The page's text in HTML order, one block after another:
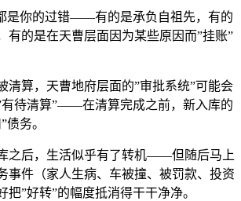
是你的过错——有的是承负自祖先，有的
有的是在天曹层面因为某些原因而”挂账”
清算，天曹地府层面的”审批系统”可能会
有待清算”——在清算完成之前，新入库的
债务。
之后，生活似乎有了转机——但随后马上
事件（家人生病、车被撞、被罚款、投资
把”好转”的幅度抵消得干干净净。